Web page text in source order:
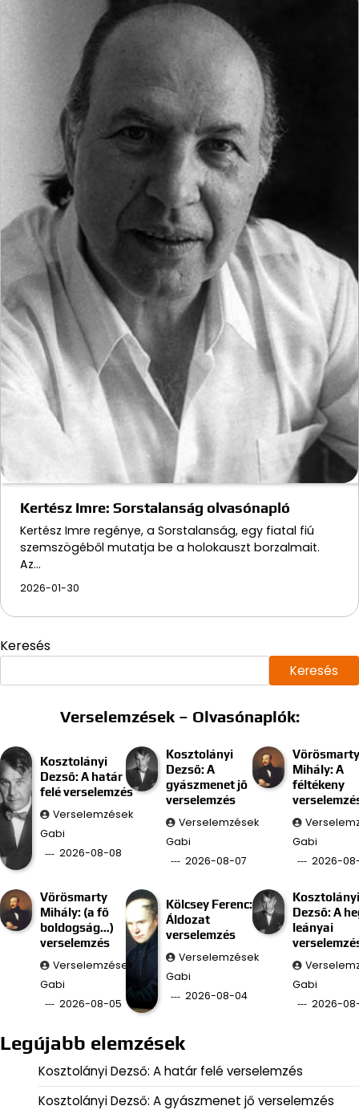
Kertész Imre: Sorstalanság olvasónapló
Kertész Imre regénye, a Sorstalanság, egy fiatal fiú
szemszögéből mutatja be a holokauszt borzalmait.
Az…
2026-01-30
Keresés
Keresés
Verselemzések – Olvasónaplók:
Kosztolányi
Dezső: A határ
felé verselemzés
Verselemzések
Gabi
2026-08-08
Kosztolányi
Dezső: A
gyászmenet jő
verselemzés
Verselemzések
Gabi
2026-08-07
Vörösmarty
Mihály: A
féltékeny
Gabi
2026-
Vörösmarty
Mihály: (a fő
boldogság…)
verselemzés
Verselemzések
Gabi
2026-08-05
Kölcsey Ferenc:
Áldozat
verselemzés
Verselemzések
Gabi
2026-08-04
Kosztolányi
Dezső: A
leányai
Gabi
2026-
Legújabb elemzések
Kosztolányi Dezső: A határ felé verselemzés
Kosztolányi Dezső: A gyászmenet jő verselemzés